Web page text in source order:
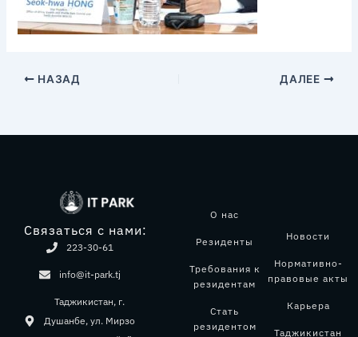
НАЗАД ДАЛЕЕ
Связаться с нами:
223-30-61
info@it-park.tj
Таджикистан, г.
Душанбе, ул. Мирзо
О нас
Резиденты
Требования к
резидентам
Стать
резидентом
Новости
Нормативно-
правовые акты
Карьера
Таджикистан